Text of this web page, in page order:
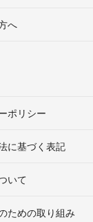
へ
ポリシー
に基づく表記
いて
ための取り組み